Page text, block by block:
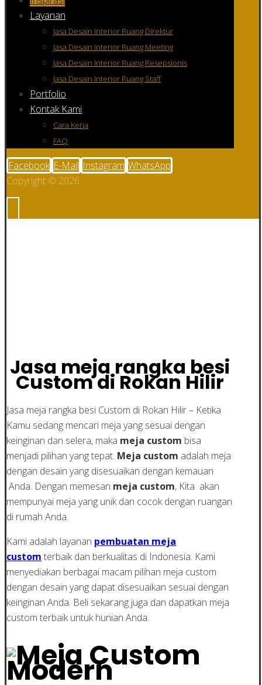
Layanan
Jasa Desain Interior Ruang Direktur
Jasa Desain Interior Ruang Meeting
Jasa Desain Interior Ruang Resepsionis
Jasa Desain Interior Ruang Staff
Portfolio
Kontak Kami
Cara Kerja
FAQ
Facebook E-Mail Instagram WhatsApp
Copyright © 2026
Jasa meja rangka besi
Custom di Rokan Hilir
Jasa meja rangka besi Custom di Rokan Hilir – Ketika
Kamu sedang mencari meja yang sesuai dengan
keinginan dan selera, maka meja custom bisa
menjadi pilihan yang tepat. Meja custom adalah meja
dengan desain yang disesuaikan dengan kemauan
Anda. Dengan memesan meja custom, Kita akan
mempunyai meja yang unik dan cocok dengan ruangan
di rumah Anda.
Kami adalah layanan pembuatan meja
custom terbaik dan berkualitas di Indonesia. Kami
menyediakan berbagai macam pilihan meja custom
dengan desain yang dapat disesuaikan sesuai dengan
keinginan Anda. Beli sekarang juga dan dapatkan meja
custom terbaik untuk hunian Anda.